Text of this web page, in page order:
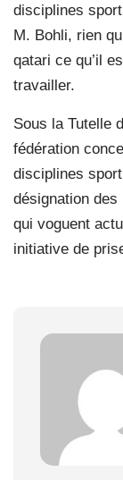
disciplines
M. Bohli, rien
qatari ce qu’il
travailler.
Sous la Tutelle
fédération
disciplines
désignation des
qui voguent
initiative de